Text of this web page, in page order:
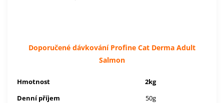
Doporučené dávkování Profine Cat Derma Adult
Salmon
Hmotnost
2kg
Denní příjem
50g